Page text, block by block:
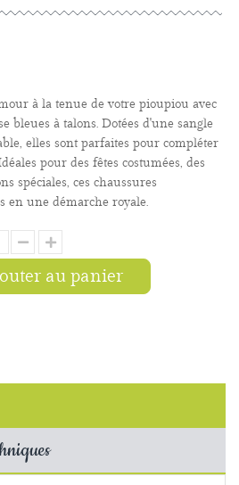
à la tenue de votre pioupiou avec
bleues à talons. Dotées d'une sangle
elles sont parfaites pour compléter
pour des fêtes costumées, des
spéciales, ces chaussures
en une démarche royale.
au panier